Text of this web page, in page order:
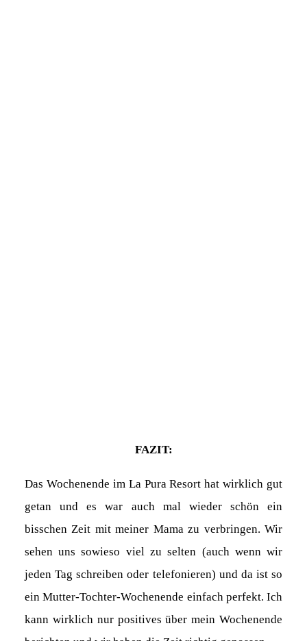
FAZIT:
Das Wochenende im La Pura Resort hat wirklich gut
getan und es war auch mal wieder schön ein
bisschen Zeit mit meiner Mama zu verbringen. Wir
sehen uns sowieso viel zu selten (auch wenn wir
jeden Tag schreiben oder telefonieren) und da ist so
ein Mutter-Tochter-Wochenende einfach perfekt. Ich
kann wirklich nur positives über mein Wochenende